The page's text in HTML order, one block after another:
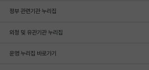
정부 관련기관 누리집
외청 및 유관기관 누리집
운영 누리집 바로가기